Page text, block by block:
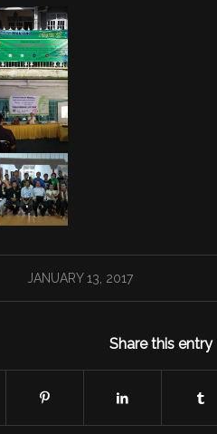
JANUARY 13, 2017
Share this entry